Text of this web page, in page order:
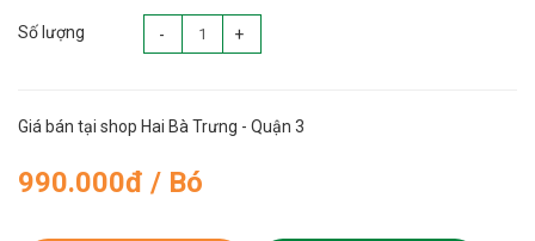
Số lượng - +
Giá bán tại shop Hai Bà Trưng - Quận 3
990.000đ / Bó